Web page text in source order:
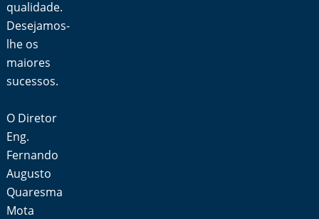
qualidade.
Desejamos-
lhe os
maiores
sucessos.
O Diretor
Eng.
Fernando
Augusto
Quaresma
Mota